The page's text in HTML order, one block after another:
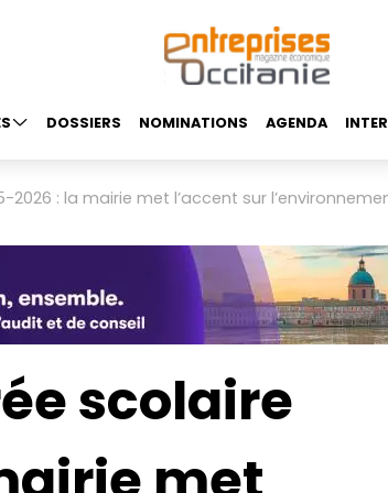
DOSSIERS NOMINATIONS AGENDA
2026 : la mairie met l’accent sur
scolaire